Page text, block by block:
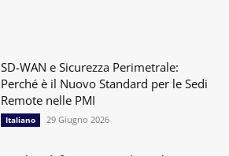
SD-WAN e Sicurezza Perimetrale:
Perché è il Nuovo Standard per le Sedi
Remote nelle PMI
Italiano 29 Giugno 2026